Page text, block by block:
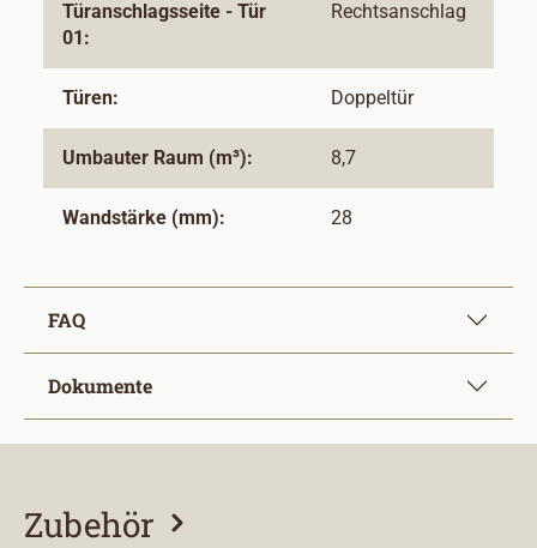
Türanschlagsseite - Tür
01:
Rechtsanschlag
Türen: Doppeltür
Umbauter Raum (m³): 8,7
Wandstärke (mm): 28
FAQ
Dokumente
Zubehör